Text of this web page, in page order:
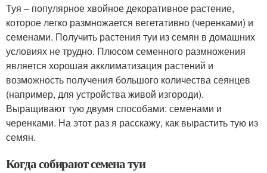
Туя – популярное хвойное декоративное растение,
которое легко размножается вегетативно (черенками) и
семенами. Получить растения туи из семян в домашних
условиях не трудно. Плюсом семенного размножения
является хорошая акклиматизация растений и
возможность получения большого количества сеянцев
(например, для устройства живой изгороди).
Выращивают тую двумя способами: семенами и
черенками. На этот раз я расскажу, как вырастить тую из
семян.
Когда собирают семена туи